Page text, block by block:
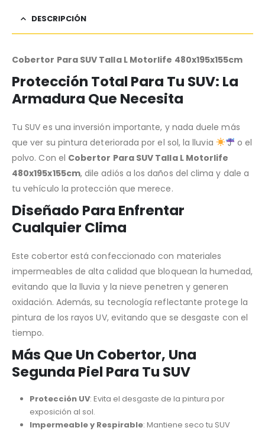
DESCRIPCIÓN
Cobertor Para SUV Talla L Motorlife 480x195x155cm
Protección Total Para Tu SUV: La
Armadura Que Necesita
Tu SUV es una inversión importante, y nada duele más
que ver su pintura deteriorada por el sol, la lluvia
o el
polvo. Con el Cobertor Para SUV Talla L Motorlife
480x195x155cm, dile adiós a los daños del clima y dale a
tu vehículo la protección que merece.
Diseñado Para Enfrentar
Cualquier Clima
Este cobertor está confeccionado con materiales
impermeables de alta calidad que bloquean la humedad,
evitando que la lluvia y la nieve penetren y generen
oxidación. Además, su tecnología reflectante protege la
pintura de los rayos UV, evitando que se desgaste con el
tiempo.
Más Que Un Cobertor, Una
Segunda Piel Para Tu SUV
Protección UV: Evita el desgaste de la pintura por
exposición al sol.
Impermeable y Respirable: Mantiene seco tu SUV